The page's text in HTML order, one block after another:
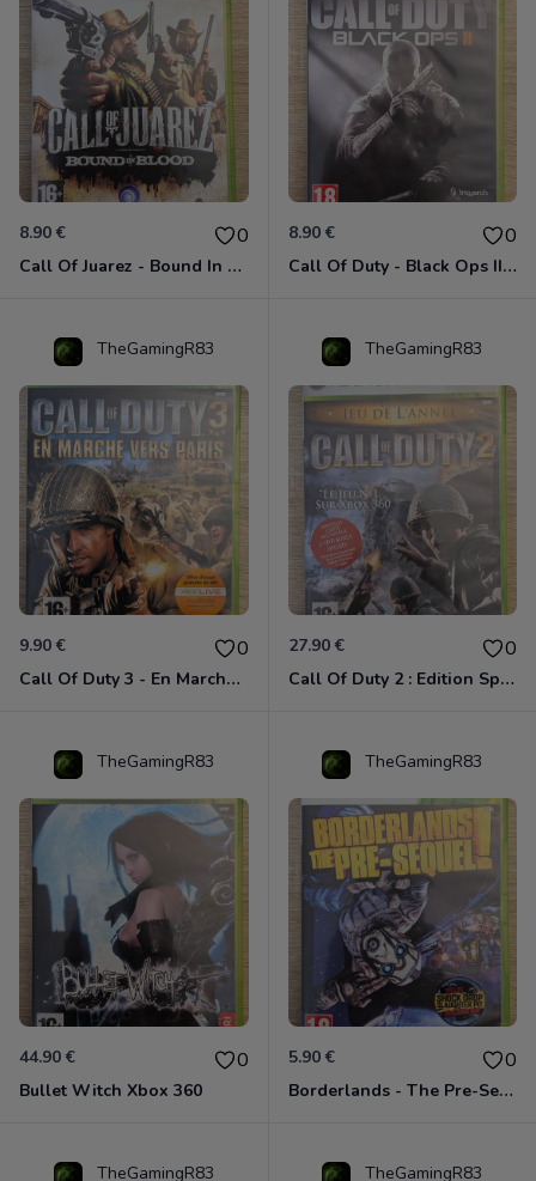
8.90 € 0
Call Of Juarez - Bound In Blood Xbox 360
8.90 € 0
Call Of Duty - Black Ops II Xbox 360
TheGamingR83
9.90 € 0
Call Of Duty 3 - En Marche Vers Paris Xbox 360
TheGamingR83
27.90 € 0
Call Of Duty 2 : Edition Spéciale Xbox 360 GOTY
TheGamingR83
44.90 € 0
Bullet Witch Xbox 360
TheGamingR83
5.90 € 0
Borderlands - The Pre-Sequel ! Xbox 360
TheGamingR83 TheGamingR83